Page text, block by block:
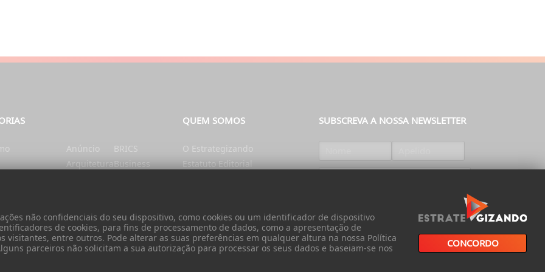
não confidenciais do seu dispositivo, como cookies ou um identificador de dispositivo
de cookies, para fins de processamento de dados, como a apresentação de
visitantes, entre outros. Pode alterar as suas preferências em qualquer altura na nossa Política
parceiros não solicitam a sua autorização para processar os seus dados e baseiam-se nos CONCORDO
Anúncio
Arquitetura
BRICS
Business
Cidadania
QUEM SOMOS
O Estrategizando
Estatuto Editorial
SUBSCREVA A NOSSA NEWSLETTER
SUBSCREVER